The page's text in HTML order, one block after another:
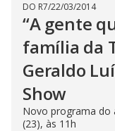
DO R7/22/03/2014
“A gente
família da
Geraldo
Show
Novo programa do
(23), às 11h